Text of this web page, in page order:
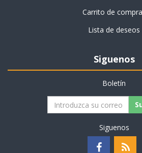
Carrito de
Lista de deseos
Siguenos
Boletín
Siguenos